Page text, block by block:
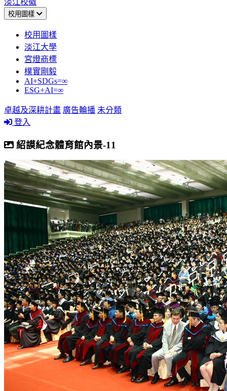
淡江校徽
校用圖樣
校用圖樣
淡江大學
宮燈商標
樸實剛毅
AI+SDGs=∞
ESG+AI=∞
卓越及深耕計畫 廣告輪播 未分類
登入
紹謨紀念體育館內景-11